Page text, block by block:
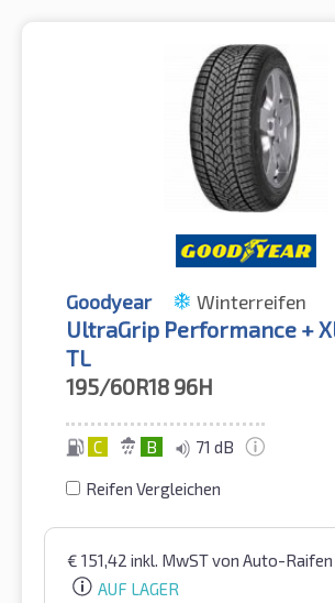
Goodyear Winterreifen
UltraGrip Performance +
TL
195/60R18 96H
C B 71 dB
Reifen Vergleichen
€ 151,42 inkl. MwSTvon Auto-Raifen
AUF LAGER